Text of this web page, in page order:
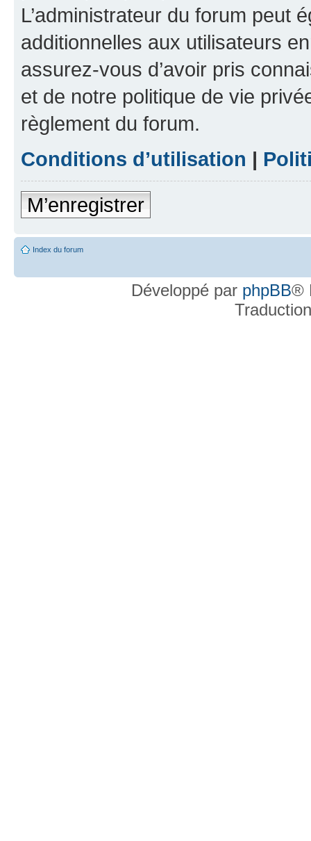
L’administrateur du forum peut
additionnelles aux utilisateurs
assurez-vous d’avoir pris
et de notre politique de vie
règlement du forum.
Conditions d’utilisation |
M’enregistrer
Index du forum
Développé par phpBB®